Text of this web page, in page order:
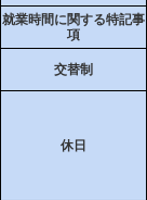
就業時間に関する特記事
項
交替制
休日